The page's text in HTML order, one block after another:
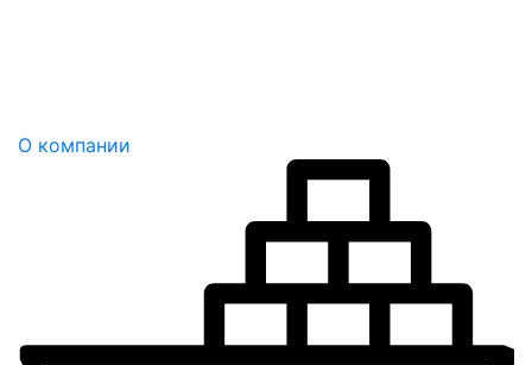
О компании